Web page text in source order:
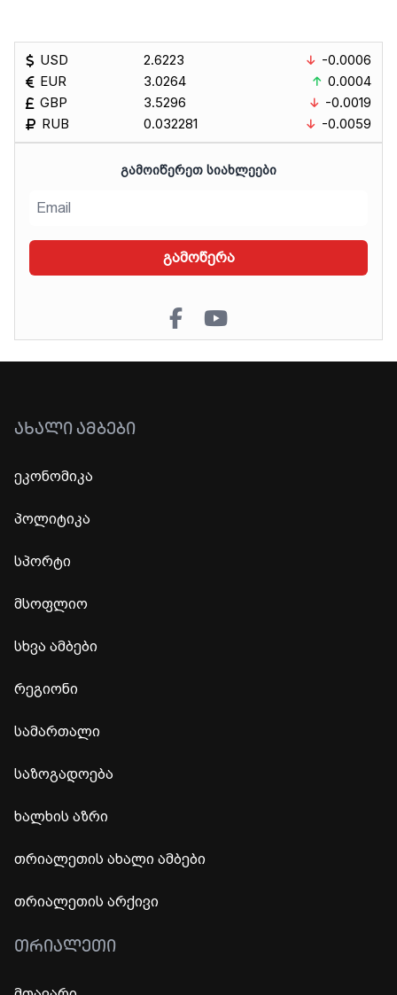
USD
EUR
GBP
RUB
2.6223
3.0264
3.5296
0.032281
-0.0006
0.0004
-0.0019
-0.0059
ᲒᲐᲛᲝᲘᲬᲔᲠᲔᲗ ᲡᲘᲐᲮᲚᲔᲔᲑᲘ
გამოწერა
ᲐᲮᲐᲚᲘ ᲐᲛᲑᲔᲑᲘ
ეკონომიკა
პოლიტიკა
სპორტი
მსოფლიო
სხვა ამბები
რეგიონი
სამართალი
საზოგადოება
ხალხის აზრი
თრიალეთის ახალი ამბები
თრიალეთის არქივი
ᲗᲠᲘᲐᲚᲔᲗᲘ